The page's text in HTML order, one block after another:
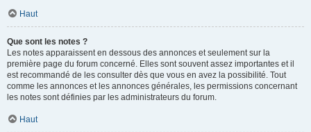
Haut
Que sont les notes ?
Les notes apparaissent en dessous des annonces et seulement sur la
première page du forum concerné. Elles sont souvent assez importantes et il
est recommandé de les consulter dès que vous en avez la possibilité. Tout
comme les annonces et les annonces générales, les permissions concernant
les notes sont définies par les administrateurs du forum.
Haut